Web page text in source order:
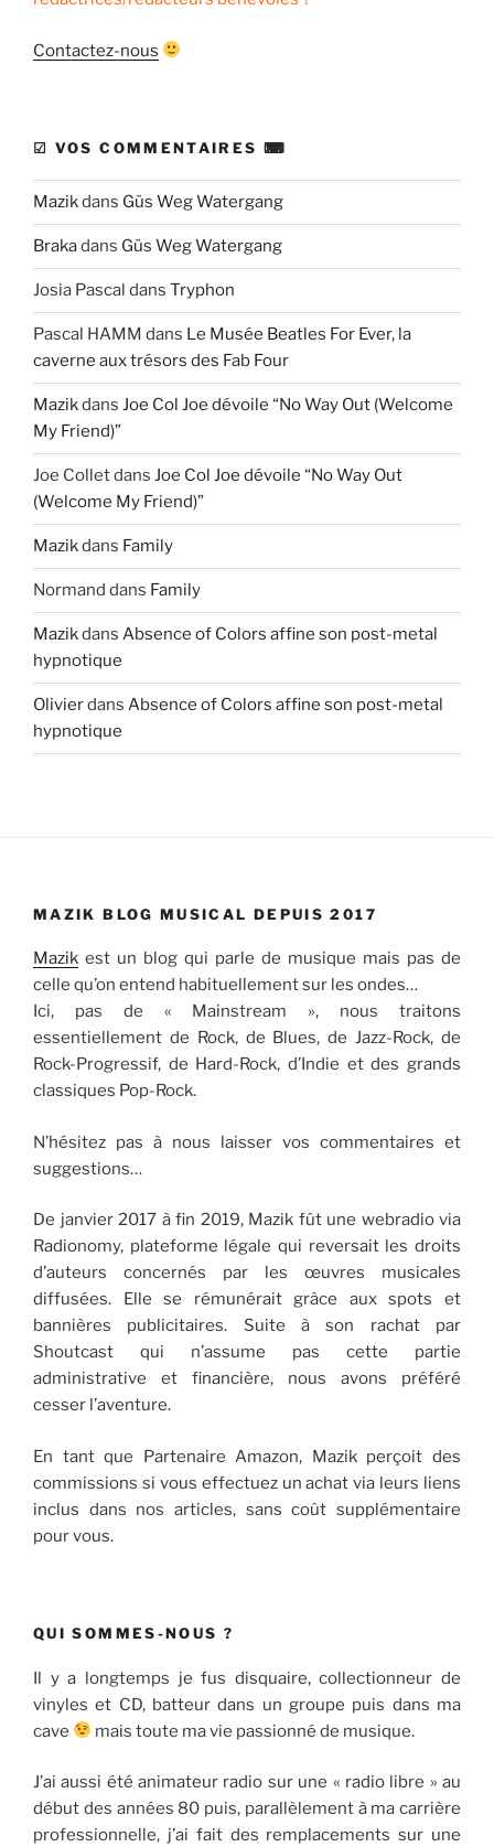
Contactez-nous
☑ VOS COMMENTAIRES ⌨
Mazikdans Güs Weg Watergang
Brakadans Güs Weg Watergang
Josia Pascal dans Tryphon
Pascal HAMM dans Le Musée Beatles For Ever, la
caverne aux trésors des Fab Four
Mazikdans Joe Col Joe dévoile “No Way Out (Welcome
My Friend)”
Joe Colletdans Joe Col Joe dévoile “No Way Out
(Welcome My Friend)”
Mazikdans Family
Normand dans Family
Mazikdans Absence of Colors affine son post-metal
hypnotique
Olivierdans Absence of Colors affine son post-metal
hypnotique
MAZIK BLOG MUSICAL DEPUIS 2017
Mazik est un blog qui parle de musique mais pas de
celle qu’on entend habituellement sur les ondes…
Ici, pas de « Mainstream », nous traitons
essentiellement de Rock, de Blues, de Jazz-Rock, de
Rock-Progressif, de Hard-Rock, d’Indie et des grands
classiques Pop-Rock.
N’hésitez pas à nous laisser vos commentaires et
suggestions…
De janvier 2017 à fin 2019, Mazik fût une webradio via
Radionomy, plateforme légale qui reversait les droits
d’auteurs concernés par les œuvres musicales
diffusées. Elle se rémunérait grâce aux spots et
bannières publicitaires. Suite à son rachat par
Shoutcast qui n’assume pas cette partie
administrative et financière, nous avons préféré
cesser l’aventure.
En tant que Partenaire Amazon, Mazik perçoit des
commissions si vous effectuez un achat via leurs liens
inclus dans nos articles, sans coût supplémentaire
pour vous.
QUI SOMMES-NOUS ?
Il y a longtemps je fus disquaire, collectionneur de
vinyles et CD, batteur dans un groupe puis dans ma
cave
mais toute ma vie passionné de musique.
J’ai aussi été animateur radio sur une « radio libre » au
début des années 80 puis, parallèlement à ma carrière
professionnelle, j’ai fait des remplacements sur une